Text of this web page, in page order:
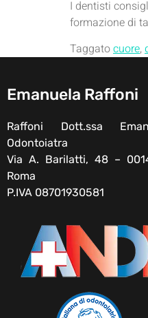
I dentisti
formazione di
Taggatocuore,
Emanuela Raffoni
Raffoni Dott.ssa
Odontoiatra
Via A. Barilatti, 48 –
Roma
P.IVA 08701930581